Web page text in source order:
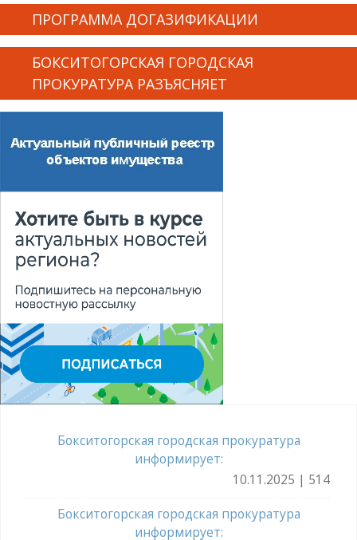
ПРОГРАММА ДОГАЗИФИКАЦИИ
БОКСИТОГОРСКАЯ ГОРОДСКАЯ
ПРОКУРАТУРА РАЗЪЯСНЯЕТ
Бокситогорская городская прокуратура
информирует:
10.11.2025 | 514
Бокситогорская городская прокуратура
информирует: